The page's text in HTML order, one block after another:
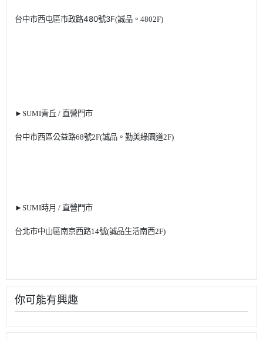
台中市西屯區市政路480號3F(誠品。 4802F)
►SUMI青丘 / 直營門市
台中市西區公益路68號2F(誠品。勤美綠園道2F)
►SUMI時月 / 直營門市
台北市中山區南京西路14號(誠品生活南西2F)
你可能有興趣